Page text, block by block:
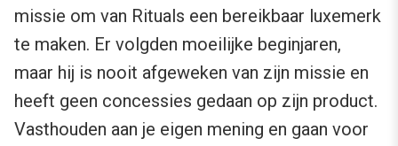
missie om van Rituals een bereikbaar luxemerk
te maken. Er volgden moeilijke beginjaren,
maar hij is nooit afgeweken van zijn missie en
heeft geen concessies gedaan op zijn product.
Vasthouden aan je eigen mening en gaan voor